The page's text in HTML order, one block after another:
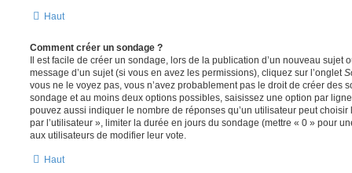
Haut
Comment créer un sondage ?
Il est facile de créer un sondage, lors de la publication d’un nouveau sujet
message d’un sujet (si vous en avez les permissions), cliquez sur l’onglet
vous ne le voyez pas, vous n’avez probablement pas le droit de créer des
sondage et au moins deux options possibles, saisissez une option par
pouvez aussi indiquer le nombre de réponses qu’un utilisateur peut
par l’utilisateur », limiter la durée en jours du sondage (mettre « 0 » pour
aux utilisateurs de modifier leur vote.
Haut